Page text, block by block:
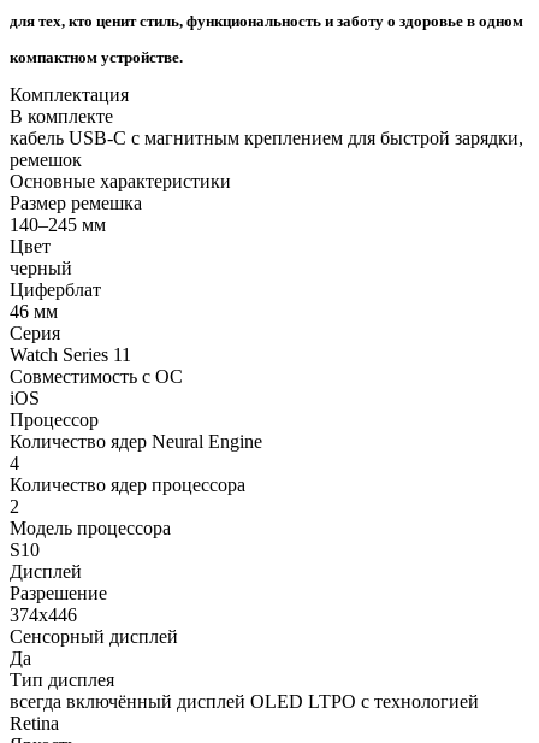
для тех, кто ценит стиль, функциональность и заботу о здоровье в одном
компактном устройстве.
Комплектация
В комплекте
кабель USB-C с магнитным креплением для быстрой зарядки,
ремешок
Основные характеристики
Размер ремешка
140–245 мм
Цвет
черный
Циферблат
46 мм
Серия
Watch Series 11
Совместимость с ОС
iOS
Процессор
Количество ядер Neural Engine
4
Количество ядер процессора
2
Модель процессора
S10
Дисплей
Разрешение
374х446
Сенсорный дисплей
Да
Тип дисплея
всегда включённый дисплей OLED LTPO с технологией
Retina